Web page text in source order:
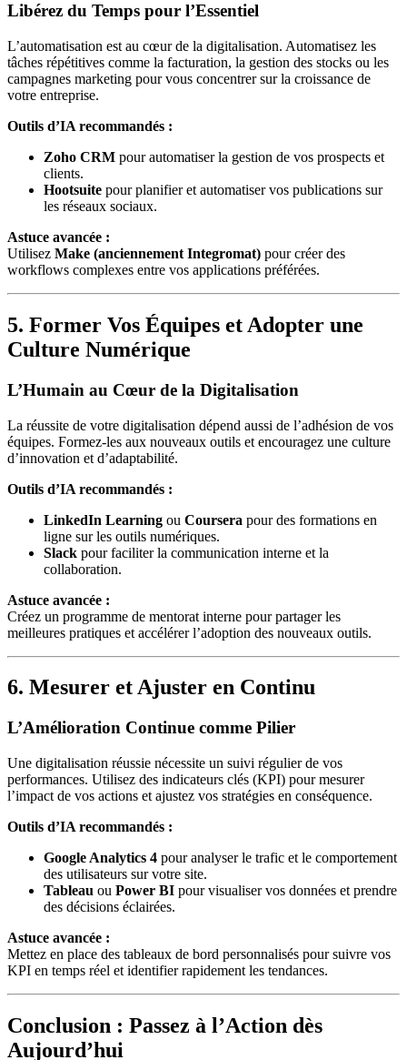
Libérez du Temps pour l’Essentiel
L’automatisation est au cœur de la digitalisation. Automatisez les
tâches répétitives comme la facturation, la gestion des stocks ou les
campagnes marketing pour vous concentrer sur la croissance de
votre entreprise.
Outils d’IA recommandés :
Zoho CRM pour automatiser la gestion de vos prospects et
clients.
Hootsuite pour planifier et automatiser vos publications sur
les réseaux sociaux.
Astuce avancée :
Utilisez Make (anciennement Integromat) pour créer des
workflows complexes entre vos applications préférées.
5. Former Vos Équipes et Adopter une
Culture Numérique
L’Humain au Cœur de la Digitalisation
La réussite de votre digitalisation dépend aussi de l’adhésion de vos
équipes. Formez-les aux nouveaux outils et encouragez une culture
d’innovation et d’adaptabilité.
Outils d’IA recommandés :
LinkedIn Learning ou Coursera pour des formations en
ligne sur les outils numériques.
Slack pour faciliter la communication interne et la
collaboration.
Astuce avancée :
Créez un programme de mentorat interne pour partager les
meilleures pratiques et accélérer l’adoption des nouveaux outils.
6. Mesurer et Ajuster en Continu
L’Amélioration Continue comme Pilier
Une digitalisation réussie nécessite un suivi régulier de vos
performances. Utilisez des indicateurs clés (KPI) pour mesurer
l’impact de vos actions et ajustez vos stratégies en conséquence.
Outils d’IA recommandés :
Google Analytics 4 pour analyser le trafic et le comportement
des utilisateurs sur votre site.
Tableau ou Power BI pour visualiser vos données et prendre
des décisions éclairées.
Astuce avancée :
Mettez en place des tableaux de bord personnalisés pour suivre vos
KPI en temps réel et identifier rapidement les tendances.
Conclusion : Passez à l’Action dès
Aujourd’hui